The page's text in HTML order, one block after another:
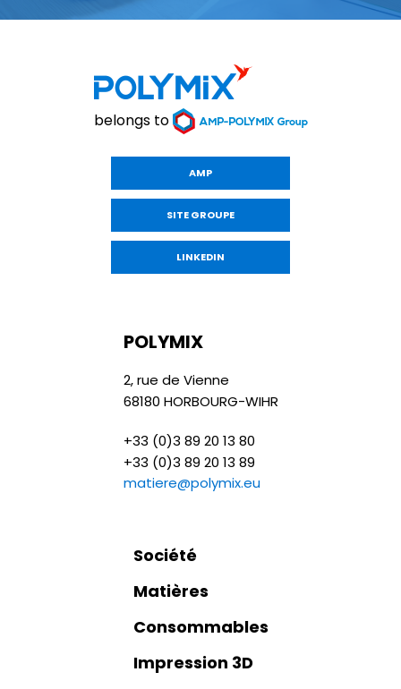
belongs to
AMP
SITE GROUPE
LINKEDIN
POLYMIX
2, rue de Vienne
68180 HORBOURG-WIHR
+33 (0)3 89 20 13 80
+33 (0)3 89 20 13 89
matiere@polymix.eu
Société
Matières
Consommables
Impression 3D